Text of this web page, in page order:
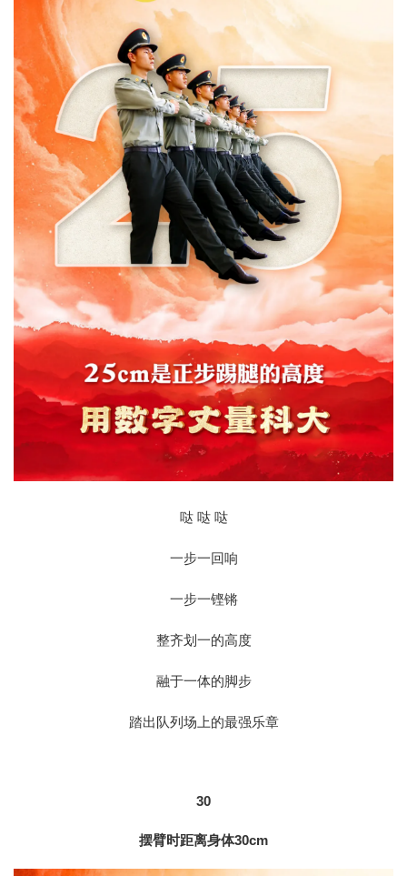
哒 哒 哒
一步一回响
一步一铿锵
整齐划一的高度
融于一体的脚步
踏出队列场上的最强乐章
30
摆臂时距离身体30cm